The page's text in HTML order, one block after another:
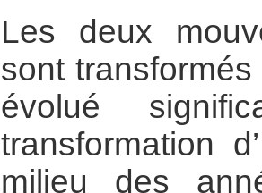
Les deux
sont
évolué
transformation
milieu des